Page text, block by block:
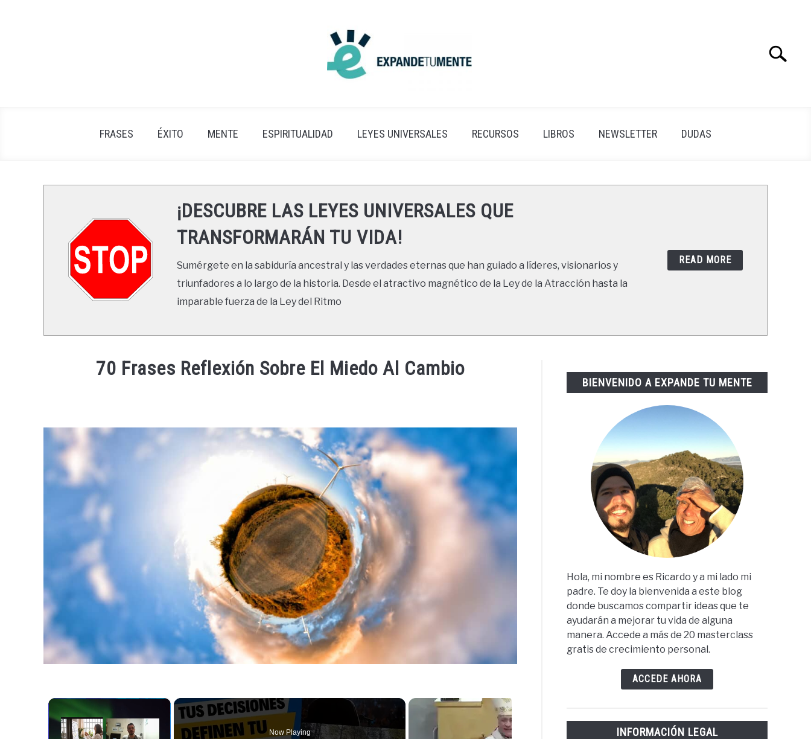
Search
FRASES ÉXITO MENTE ESPIRITUALIDAD LEYES UNIVERSALES RECURSOS LIBROS NEWSLETTER DUDAS
¡DESCUBRE LAS LEYES UNIVERSALES QUE
TRANSFORMARÁN TU VIDA!
Sumérgete en la sabiduría ancestral y las verdades eternas que han guiado a líderes, visionarios y
triunfadores a lo largo de la historia. Desde el atractivo magnético de la Ley de la Atracción hasta la
imparable fuerza de la Ley del Ritmo
READ MORE
70 Frases Reflexión Sobre El Miedo Al Cambio
×
Now Playing
BIENVENIDO A EXPANDE TU MENTE
Hola, mi nombre es Ricardo y a mi lado mi
padre. Te doy la bienvenida a este blog
donde buscamos compartir ideas que te
ayudarán a mejorar tu vida de alguna
manera. Accede a más de 20 masterclass
gratis de crecimiento personal.
ACCEDE AHORA
INFORMACIÓN LEGAL